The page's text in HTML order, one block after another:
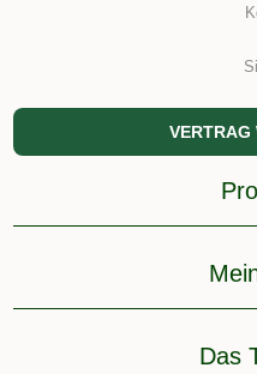
VERTRAG
Das